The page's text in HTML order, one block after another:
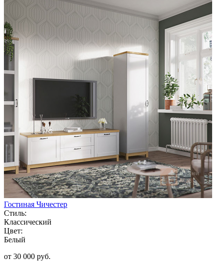
Гостиная Чичестер
Стиль:
Классический
Цвет:
Белый
от 30 000 руб.